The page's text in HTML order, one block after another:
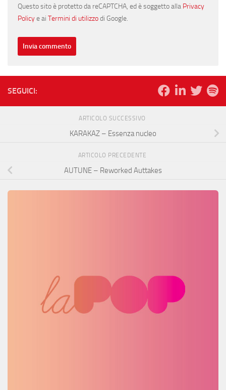
Questo sito è protetto da reCAPTCHA, ed è soggetto alla Privacy
Policye ai Termini di utilizzodi Google.
SEGUICI:
ARTICOLO SUCCESSIVO
KARAKAZ – Essenza nucleo
ARTICOLO PRECEDENTE
AUTUNE – Reworked Auttakes